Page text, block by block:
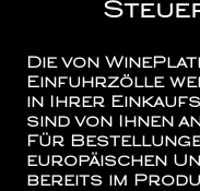
Die von
Einfuhrzölle
in Ihrer
sind von Ihnen
Für
europäischen
bereits im